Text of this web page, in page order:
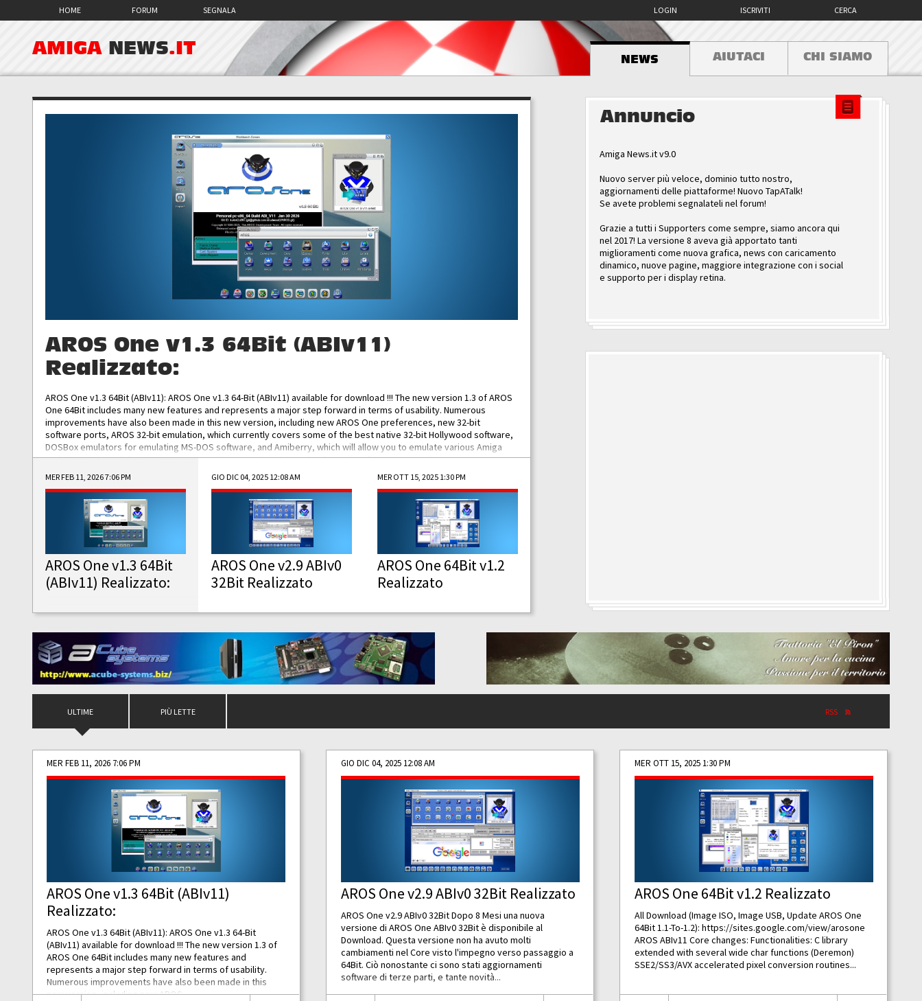
HOME FORUM SEGNALA CERCA
ISCRIVITI
LOGIN
AMIGA NEWS.IT
NEWS AIUTACI CHI SIAMO
AROS One v1.3 64Bit (ABIv11)
Realizzato:
AROS One v1.3 64Bit (ABIv11): AROS One v1.3 64-Bit (ABIv11) available for download !!! The new version 1.3 of AROS
One 64Bit includes many new features and represents a major step forward in terms of usability. Numerous
improvements have also been made in this new version, including new AROS One preferences, new 32-bit
software ports, AROS 32-bit emulation, which currently covers some of the best native 32-bit Hollywood software,
DOSBox emulators for emulating MS-DOS software, and Amiberry, which will allow you to emulate various Amiga
and AROS 68k models. AROS One v1.3 64-Bit-v11 ISO/IMG/: Download Functionalities: Improved...
MER FEB 11, 2026 7:06 PM
AROS One v1.3 64Bit
(ABIv11) Realizzato:
GIO DIC 04, 2025 12:08 AM
AROS One v2.9 ABIv0
32Bit Realizzato
MER OTT 15, 2025 1:30 PM
AROS One 64Bit v1.2
Realizzato
Annuncio
Amiga News.it v9.0
Nuovo server più veloce, dominio tutto nostro,
aggiornamenti delle piattaforme! Nuovo TapATalk!
Se avete problemi segnalateli nel forum!
Grazie a tutti i Supporters come sempre, siamo ancora qui
nel 2017! La versione 8 aveva già apportato tanti
miglioramenti come nuova grafica, news con caricamento
dinamico, nuove pagine, maggiore integrazione con i social
e supporto per i display retina.
ULTIME PIÙ LETTE RSS
MER FEB 11, 2026 7:06 PM
AROS One v1.3 64Bit (ABIv11)
Realizzato:
AROS One v1.3 64Bit (ABIv11): AROS One v1.3 64-Bit
(ABIv11) available for download !!! The new version 1.3 of
AROS One 64Bit includes many new features and
represents a major step forward in terms of usability.
Numerous improvements have also been made in this
new version, including new AROS...
GIO DIC 04, 2025 12:08 AM
AROS One v2.9 ABIv0 32Bit Realizzato
AROS One v2.9 ABIv0 32Bit Dopo 8 Mesi una nuova
versione di AROS One ABIv0 32Bit è disponibile al
Download. Questa versione non ha avuto molti
cambiamenti nel Core visto l'impegno verso passaggio a
64Bit. Ciò nonostante ci sono stati aggiornamenti
software di terze parti, e tante novità...
MER OTT 15, 2025 1:30 PM
AROS One 64Bit v1.2 Realizzato
All Download (Image ISO, Image USB, Update AROS One
64Bit 1.1-To-1.2): https://sites.google.com/view/arosone
AROS ABIv11 Core changes: Functionalities: C library
extended with several wide char functions (Deremon)
SSE2/SS3/AVX accelerated pixel conversion routines...